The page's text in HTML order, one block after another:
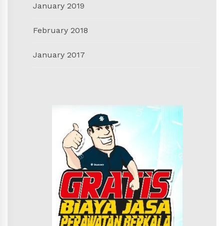
January 2019
February 2018
January 2017